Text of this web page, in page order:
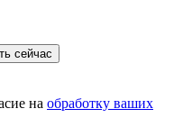
сейчас
на обработку ваших